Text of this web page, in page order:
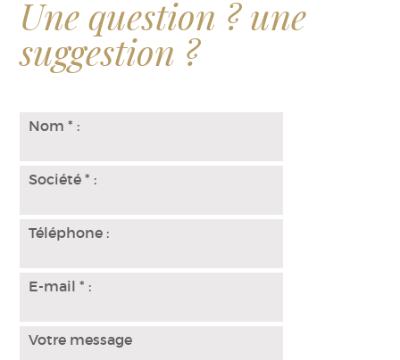
Une question ? une
suggestion ?
Nom* :
Société* :
Téléphone :
E-mail* :
Votre message